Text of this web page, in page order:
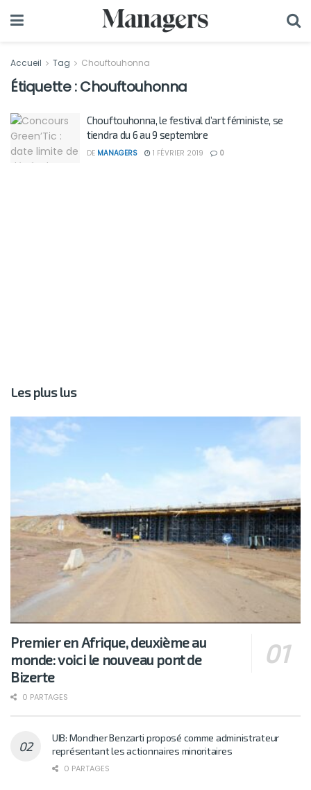
Accueil Tag Chouftouhonna
Étiquette :Chouftouhonna
Chouftouhonna, le festival d’art féministe, se
tiendra du 6 au 9 septembre
DE MANAGERS 1 FÉVRIER 2019 0
Les plus lus
Premier en Afrique, deuxième au
monde: voici le nouveau pont de
Bizerte
0 PARTAGES
UIB: Mondher Benzarti proposé comme administrateur
représentant les actionnaires minoritaires
0 PARTAGES